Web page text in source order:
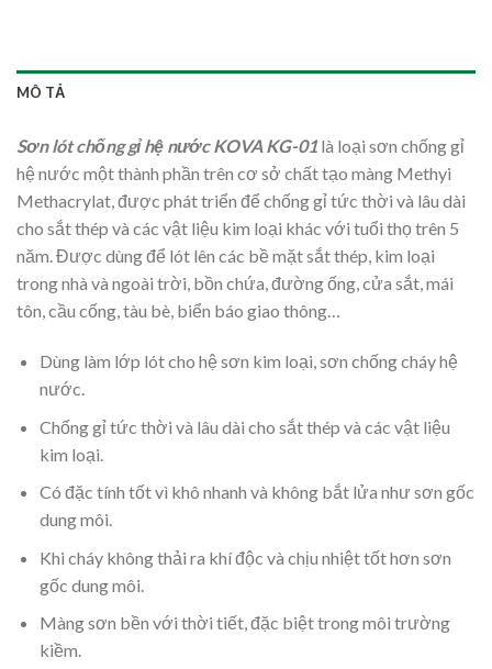
MÔ TẢ
Sơn lót chống gỉ hệ nước KOVA KG-01 là loại sơn chống gỉ
hệ nước một thành phần trên cơ sở chất tạo màng Methyi
Methacrylat, được phát triển để chống gỉ tức thời và lâu dài
cho sắt thép và các vật liệu kim loại khác với tuổi thọ trên 5
năm. Được dùng để lót lên các bề mặt sắt thép, kim loại
trong nhà và ngoài trời, bồn chứa, đường ống, cửa sắt, mái
tôn, cầu cống, tàu bè, biển báo giao thông…
Dùng làm lớp lót cho hệ sơn kim loại, sơn chống cháy hệ
nước.
Chống gỉ tức thời và lâu dài cho sắt thép và các vật liệu
kim loại.
Có đặc tính tốt vì khô nhanh và không bắt lửa như sơn gốc
dung môi.
Khi cháy không thải ra khí độc và chịu nhiệt tốt hơn sơn
gốc dung môi.
Màng sơn bền với thời tiết, đặc biệt trong môi trường
kiềm.